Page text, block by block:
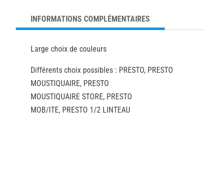
INFORMATIONS COMPLÉMENTAIRES
Large choix de couleurs
Différents choix possibles : PRESTO, PRESTO
MOUSTIQUAIRE, PRESTO
MOUSTIQUAIRE STORE, PRESTO
MOB/ITE, PRESTO 1/2 LINTEAU